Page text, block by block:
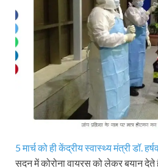
5 मार्च को ही केंद्रीय स्वास्थ्य मंत्री डॉ.
सदन में कोरोना वायरस को लेकर बयान